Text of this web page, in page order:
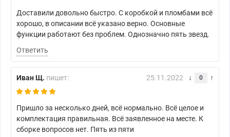
Доставили довольно быстро. С коробкой и пломбами всё
хорошо, в описании всё указано верно. Основные
функции работают без проблем. Однозначно пять звезд.
Ответить
Иван Щ. пишет: 25.11.2022 0
Пришло за несколько дней, всё нормально. Всё целое и
комплектация правильная. Всё заявленное на месте. К
сборке вопросов нет. Пять из пяти